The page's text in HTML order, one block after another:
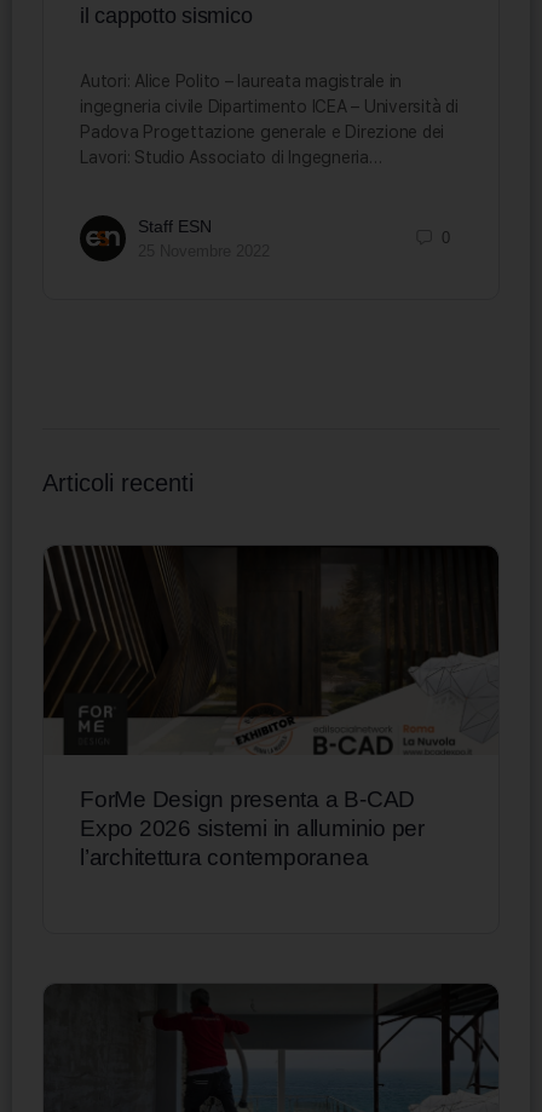
il cappotto sismico
Autori: Alice Polito – laureata magistrale in
ingegneria civile Dipartimento ICEA – Università di
Padova Progettazione generale e Direzione dei
Lavori: Studio Associato di Ingegneria…
Staff ESN
0
Articoli recenti
ForMe Design presenta a B-CAD
Expo 2026 sistemi in alluminio per
l’architettura contemporanea